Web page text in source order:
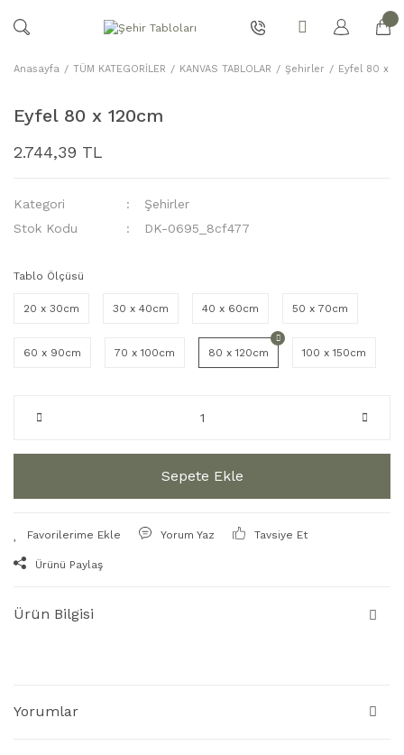
Anasayfa TÜM KATEGORİLER KANVAS TABLOLAR Şehirler Eyfel 80 x
Eyfel 80 x 120cm
2.744,39 TL
Kategori
Şehirler
Stok Kodu
DK-0695_8cf477
Tablo Ölçüsü
20 x 30cm 30 x 40cm 40 x 60cm 50 x 70cm
60 x 90cm 70 x 100cm 80 x 120cm 100 x 150cm
Sepete Ekle
Yorum Yaz Tavsiye Et
Ürünü Paylaş
Ürün Bilgisi
Yorumlar